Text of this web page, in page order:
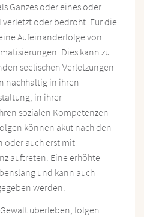
Ganzes oder eines oder
oder bedroht. Für die
Aufeinanderfolge von
Dies kann zu
seelischen Verletzungen
nachhaltig in ihren
in ihrer
sozialen Kompetenzen
können akut nach den
oder auch erst mit
auftreten. Eine erhöhte
und kann auch
werden.
überleben, folgen